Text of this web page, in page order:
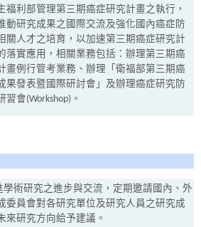
福利部管理第三期癌症研究計畫之執行，
動研究成果之國際交流及強化國內癌症防
關人才之培育，以加速第三期癌症研究計
落實應用，相關業務包括：辦理第三期癌
畫例行管考業務、辦理「衛福部第三期癌
果發表暨國際研討會」及辦理癌症研究防
習會(Workshop)。
學術研究之進步與交流，定期邀請國內、外
委員會對各研究單位及研究人員之研究成
來研究方向給予建議。